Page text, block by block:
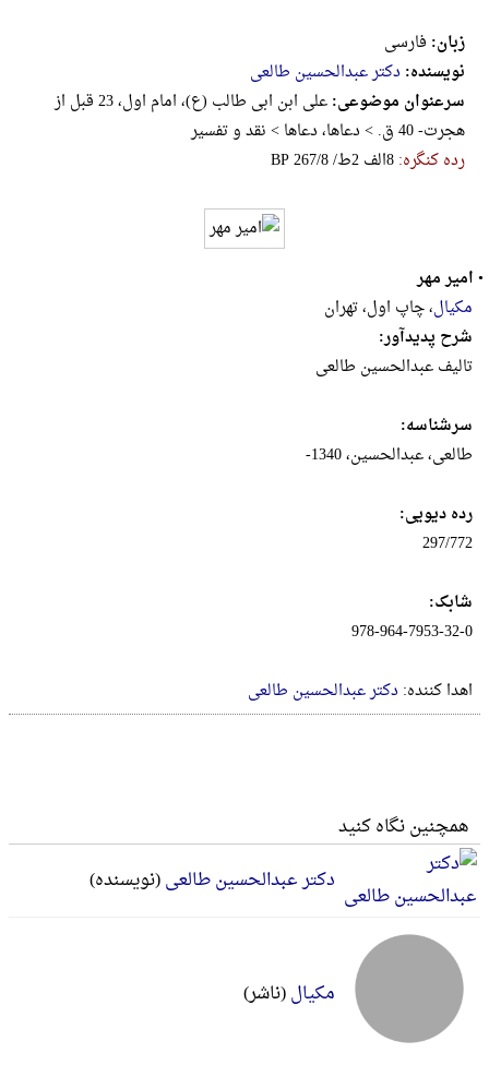
زبان: فارسی
نویسنده: دکتر عبدالحسین طالعی
سرعنوان موضوعی:
علی ابن ابی طالب (ع)، ‌امام اول، 23 قبل از
هجرت- 40 ق. > دعاها، دعاها > نقد و تفسیر
رده کنگره:‎B‎P‎ ‎2‎6‎7‎/‎8‎ ‎/‎ط‎2‎ ‎الف‎8
•امیر مهر
مکیال، چاپ اول، تهران
شرح پدیدآور:
تالیف عبدالحسین طالعی
سرشناسه:
طالعی، عبدالحسین، 1340-
رده دیویی:
297/772
شابک:
978-964-7953-32-0
اهدا کننده: دکتر عبدالحسین طالعی
همچنین نگاه کنید
دکتر عبدالحسین طالعی(نویسنده)
مکیال(ناشر)